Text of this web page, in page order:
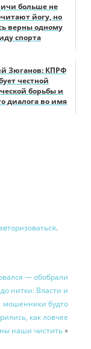
больше не
йогу, но
верны одному
спорта
Зюганов: КПРФ
честной
борьбы и
диалога во имя
и созида...
.
— обобрали
до нитки: Власти и
мошенники будто
как ловчее
наши чистить»